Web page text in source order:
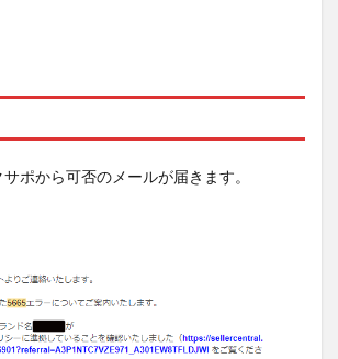
ポから可否のメールが届きます。